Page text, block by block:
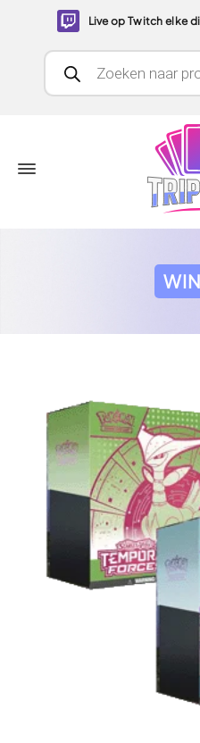
Live op Twitch elke
Producten zoeken